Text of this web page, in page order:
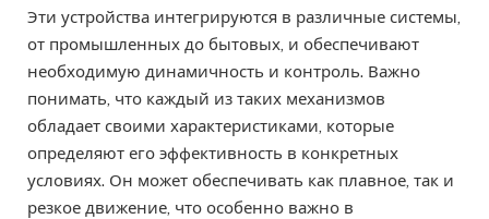
Эти устройства интегрируются в различные системы,
от промышленных до бытовых, и обеспечивают
необходимую динамичность и контроль. Важно
понимать, что каждый из таких механизмов
обладает своими характеристиками, которые
определяют его эффективность в конкретных
условиях. Он может обеспечивать как плавное, так и
резкое движение, что особенно важно в